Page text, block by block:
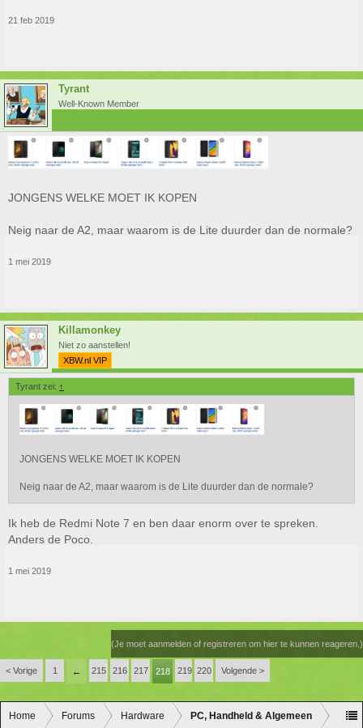
21 feb 2019
Tyrant
Well-Known Member
JONGENS WELKE MOET IK KOPEN
Neig naar de A2, maar waarom is de Lite duurder dan de normale?
1 mei 2019
Killamonkey
Niet zo aanstellen!
XBW.nl VIP
Tyrant zei: ↑
JONGENS WELKE MOET IK KOPEN
Neig naar de A2, maar waarom is de Lite duurder dan de normale?
Ik heb de Redmi Note 7 en ben daar enorm over te spreken.
Anders de Poco.
1 mei 2019
(Je moet aanmelden of registreren om hier te kunnen reageren.)
< Vorige 1 ← 215 216 217 218 219 220 Volgende >
Home Forums Hardware PC, Handheld & Algemeen